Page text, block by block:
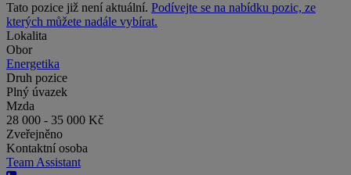
Tato pozice již není aktuální. Podívejte se na nabídku pozic, ze
kterých můžete nadále vybírat.
Lokalita
Obor
Energetika
Druh pozice
Plný úvazek
Mzda
28 000 - 35 000 Kč
Zveřejněno
Kontaktní osoba
Team Assistant